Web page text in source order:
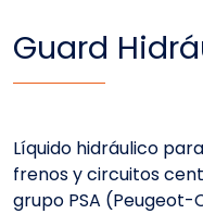
Guard
Líquido hidráulico
frenos y circuitos
grupo PSA (Peugeot-